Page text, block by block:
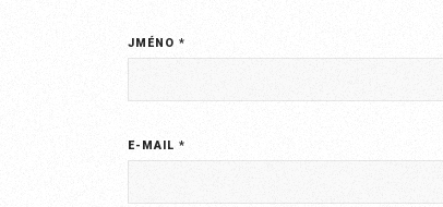
JMÉNO*
E-MAIL*